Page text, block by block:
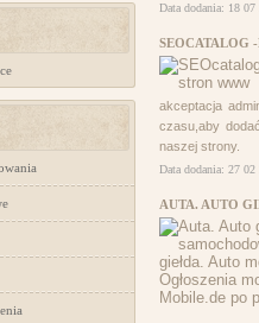
Data dodania: 18 07
SEOCATALOG
akceptacja
czasu,aby
naszej strony.
Data dodania: 27 02
AUTA. AUTO